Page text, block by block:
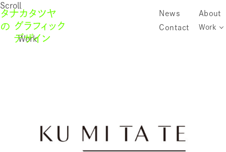
News
About
Contact
Work
Scroll
Work